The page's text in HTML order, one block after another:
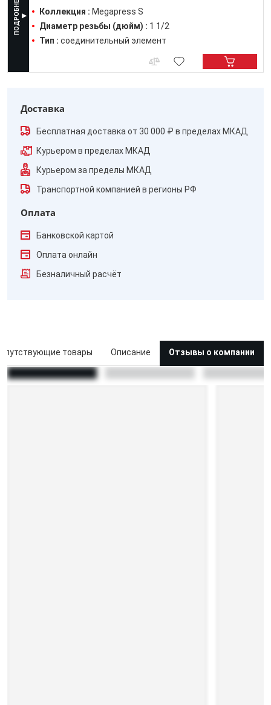
Коллекция : Megapress S
Диаметр резьбы (дюйм) : 1 1/2
Тип : соединительный элемент
Доставка
Бесплатная доставка от 30 000 ₽ в пределах МКАД
Курьером в пределах МКАД
Курьером за пределы МКАД
Транспортной компанией в регионы РФ
Оплата
Банковской картой
Оплата онлайн
Безналичный расчёт
товары Описание Отзывы о компании